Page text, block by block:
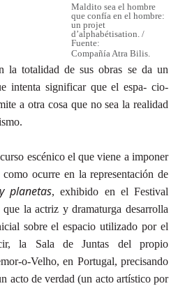
Maldito sea el hombre
que confía en el hombre:
un projet
d’alphabétisation. /
Fuente:
Compañía Atra Bilis.
la totalidad de sus obras se da un
intenta significar que el espa- cio-
a otra cosa que no sea la realidad
escénico el que viene a imponer
ocurre en la representación de
planetas, exhibido en el Festival
la actriz y dramaturga desarrolla
sobre el espacio utilizado por el
la Sala de Juntas del propio
o-Velho, en Portugal, precisando
acto de verdad (un acto artístico por